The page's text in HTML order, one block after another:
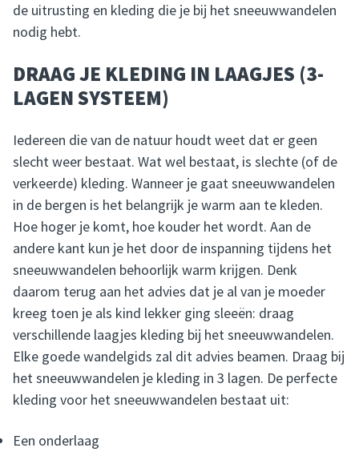
de uitrusting en kleding die je bij het sneeuwwandelen
nodig hebt.
DRAAG JE KLEDING IN LAAGJES (3-
LAGEN SYSTEEM)
Iedereen die van de natuur houdt weet dat er geen
slecht weer bestaat. Wat wel bestaat, is slechte (of de
verkeerde) kleding. Wanneer je gaat sneeuwwandelen
in de bergen is het belangrijk je warm aan te kleden.
Hoe hoger je komt, hoe kouder het wordt. Aan de
andere kant kun je het door de inspanning tijdens het
sneeuwwandelen behoorlijk warm krijgen. Denk
daarom terug aan het advies dat je al van je moeder
kreeg toen je als kind lekker ging sleeën: draag
verschillende laagjes kleding bij het sneeuwwandelen.
Elke goede wandelgids zal dit advies beamen. Draag bij
het sneeuwwandelen je kleding in 3 lagen. De perfecte
kleding voor het sneeuwwandelen bestaat uit:
Een onderlaag